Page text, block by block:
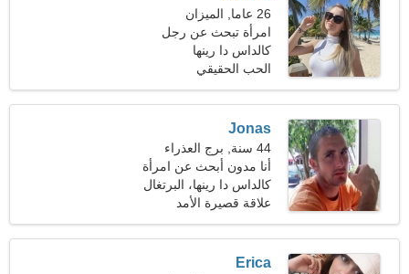
26 عاما, الميزان
امرأة تبحث عن رجل
كالداس دا رينها
الحب الحقيقي
Jonas
44 سنة, برج العذراء
أنا مدون أبحث عن امرأة
حساسة
كالداس دا رينها، البرتغال
علاقة قصيرة الأمد
Erica